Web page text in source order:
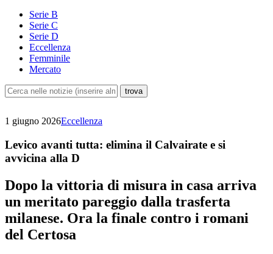
Serie B
Serie C
Serie D
Eccellenza
Femminile
Mercato
1 giugno 2026Eccellenza
Levico avanti tutta: elimina il Calvairate e si
avvicina alla D
Dopo la vittoria di misura in casa arriva
un meritato pareggio dalla trasferta
milanese. Ora la finale contro i romani
del Certosa